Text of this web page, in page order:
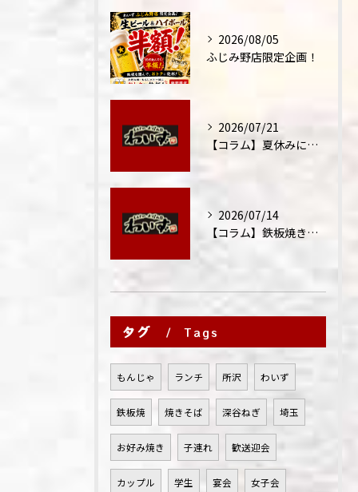
2026/08/05
ふじみ野店限定企画！
2026/07/21
【コラム】夏休みに家族外食が増える理由
2026/07/14
【コラム】鉄板焼きが"コミュニケーション飯"と呼ばれる理由
タグ Tags
もんじゃ ランチ 所沢 わいず
鉄板焼 焼きそば 深谷ねぎ 埼玉
お好み焼き 子連れ 歓送迎会
カップル 学生 宴会 女子会